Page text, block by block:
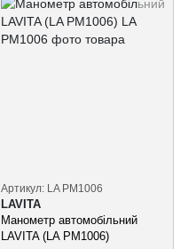
Артикул: LA PM1006
LAVITA
Манометр автомобільний
LAVITA (LA PM1006)